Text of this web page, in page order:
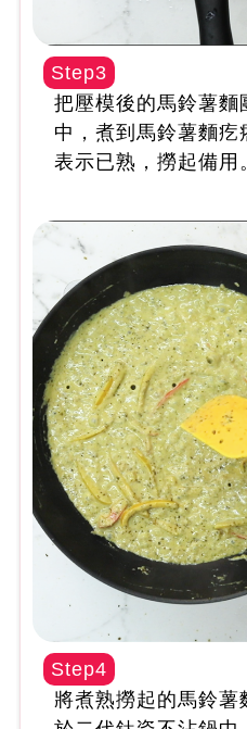
Step3
把壓模後的馬鈴薯麵
中，煮到馬鈴薯麵疙
表示已熟，撈起備用
Step4
將煮熟撈起的馬鈴薯